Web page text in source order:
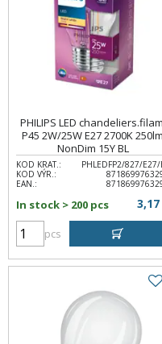
PHILIPS LED
P45 2W/25W E27 2700K 250lm
NonDim 15Y BL
KOD KRAT.:
PHLEDFP2/827/E27/
KOD VÝR.:
EAN.:
In stock > 200 pcs 3,17
pcs